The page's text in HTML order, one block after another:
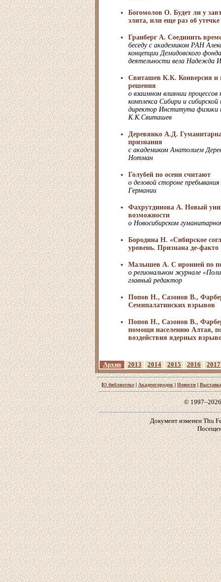
Богомолов О. Будет ли у
элита, или еще раз об
Гранберг А. Соединить
беседу с академиком РАН
концепции Демидовского
деятельности вела Надежда
Свиташев К.К. Конверсия и
решения
о взаимном влиянии процессов
комплекса Сибири и сибирской
директор Института физики
К.К.Свиташев
Деревянко А.Д.
признания
с академиком Анатолием
Нотман
Голубей по осени считают
о деловой стороне пребывания
Германии
Фахрутдинова А. Новый
возможности
о Новосибирском
Бородина Н. «Сибирское
уровень. Признана де-факто
Малышев А. С иронией по
о региональном журнале
главный редактор
Попов Н., Сазонов В.,
Семипалатинских взрывов
Попов Н., Сазонов В.,
помощи населению Алтая,
воздействия ядерных
Архив 2013 2014 2015 2016 2017
[О библиотеке|Академгородок|Новости|
©
Документ изменен Thu